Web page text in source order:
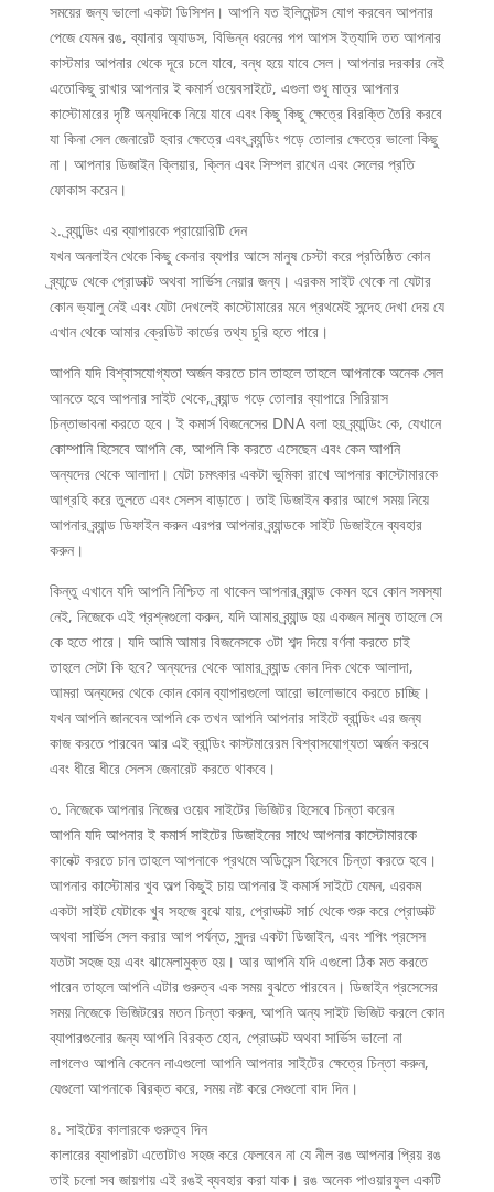
সময়ের জন্য ভালো একটা ডিসিশন। আপনি যত ইলিমেন্টস যোগ করবেন আপনার
পেজে যেমন রঙ, ব্যানার অ্যাডস, বিভিন্ন ধরনের পপ আপস ইত্যাদি তত আপনার
কাস্টমার আপনার থেকে দূরে চলে যাবে, বন্ধ হয়ে যাবে সেল। আপনার দরকার নেই
এতোকিছু রাখার আপনার ই কমার্স ওয়েবসাইটে, এগুলা শুধু মাত্র আপনার
কাস্টোমারের দৃষ্টি অন্যদিকে নিয়ে যাবে এবং কিছু কিছু ক্ষেত্রে বিরক্তি তৈরি করবে
যা কিনা সেল জেনারেট হবার ক্ষেত্রে এবং ব্র্যন্ডিং গড়ে তোলার ক্ষেত্রে ভালো কিছু
না। আপনার ডিজাইন ক্লিয়ার, ক্লিন এবং সিম্পল রাখেন এবং সেলের প্রতি
ফোকাস করেন।
২. ব্র্যান্ডিং এর ব্যাপারকে প্রায়োরিটি দেন
যখন অনলাইন থেকে কিছু কেনার ব্যপার আসে মানুষ চেস্টা করে প্রতিষ্ঠিত কোন
ব্র্যান্ডে থেকে প্রোডাক্ট অথবা সার্ভিস নেয়ার জন্য। এরকম সাইট থেকে না যেটার
কোন ভ্যালু নেই এবং যেটা দেখলেই কাস্টোমারের মনে প্রথমেই সন্দেহ দেখা দেয় যে
এখান থেকে আমার ক্রেডিট কার্ডের তথ্য চুরি হতে পারে।
আপনি যদি বিশ্বাসযোগ্যতা অর্জন করতে চান তাহলে তাহলে আপনাকে অনেক সেল
আনতে হবে আপনার সাইট থেকে, ব্র্যান্ড গড়ে তোলার ব্যাপারে সিরিয়াস
চিন্তাভাবনা করতে হবে। ই কমার্স বিজনেসের DNA বলা হয় ব্র্যান্ডিং কে, যেখানে
কোম্পানি হিসেবে আপনি কে, আপনি কি করতে এসেছেন এবং কেন আপনি
অন্যদের থেকে আলাদা। যেটা চমৎকার একটা ভুমিকা রাখে আপনার কাস্টোমারকে
আগ্রহি করে তুলতে এবং সেলস বাড়াতে। তাই ডিজাইন করার আগে সময় নিয়ে
আপনার ব্র্যান্ড ডিফাইন করুন এরপর আপনার ব্র্যান্ডকে সাইট ডিজাইনে ব্যবহার
করুন।
কিন্তু এখানে যদি আপনি নিশ্চিত না থাকেন আপনার ব্র্যান্ড কেমন হবে কোন সমস্যা
নেই, নিজেকে এই প্রশ্নগুলো করুন, যদি আমার ব্র্যান্ড হয় একজন মানুষ তাহলে সে
কে হতে পারে। যদি আমি আমার বিজনেসকে ৩টা শব্দ দিয়ে বর্ণনা করতে চাই
তাহলে সেটা কি হবে? অন্যদের থেকে আমার ব্র্যান্ড কোন দিক থেকে আলাদা,
আমরা অন্যদের থেকে কোন কোন ব্যাপারগুলো আরো ভালোভাবে করতে চাচ্ছি।
যখন আপনি জানবেন আপনি কে তখন আপনি আপনার সাইটে ব্রান্ডিং এর জন্য
কাজ করতে পারবেন আর এই ব্রান্ডিং কাস্টমারেরম বিশ্বাসযোগ্যতা অর্জন করবে
এবং ধীরে ধীরে সেলস জেনারেট করতে থাকবে।
৩. নিজেকে আপনার নিজের ওয়েব সাইটের ভিজিটর হিসেবে চিন্তা করেন
আপনি যদি আপনার ই কমার্স সাইটের ডিজাইনের সাথে আপনার কাস্টোমারকে
কানেক্ট করতে চান তাহলে আপনাকে প্রথমে অডিয়েন্স হিসেবে চিন্তা করতে হবে।
আপনার কাস্টোমার খুব অল্প কিছুই চায় আপনার ই কমার্স সাইটে যেমন, এরকম
একটা সাইট যেটাকে খুব সহজে বুঝে যায়, প্রোডাক্ট সার্চ থেকে শুরু করে প্রোডাক্ট
অথবা সার্ভিস সেল করার আগ পর্যন্ত, সুন্দর একটা ডিজাইন, এবং শপিং প্রসেস
যতটা সহজ হয় এবং ঝামেলামুক্ত হয়। আর আপনি যদি এগুলো ঠিক মত করতে
পারেন তাহলে আপনি এটার গুরুত্ব এক সময় বুঝতে পারবেন। ডিজাইন প্রসেসের
সময় নিজেকে ভিজিটরের মতন চিন্তা করুন, আপনি অন্য সাইট ভিজিট করলে কোন
ব্যাপারগুলোর জন্য আপনি বিরক্ত হোন, প্রোডাক্ট অথবা সার্ভিস ভালো না
লাগলেও আপনি কেনেন নাএগুলো আপনি আপনার সাইটের ক্ষেত্রে চিন্তা করুন,
যেগুলো আপনাকে বিরক্ত করে, সময় নষ্ট করে সেগুলো বাদ দিন।
৪. সাইটের কালারকে গুরুত্ব দিন
কালারের ব্যাপারটা এতোটাও সহজ করে ফেলবেন না যে নীল রঙ আপনার প্রিয় রঙ
তাই চলো সব জায়গায় এই রঙই ব্যবহার করা যাক। রঙ অনেক পাওয়ারফুল একটি